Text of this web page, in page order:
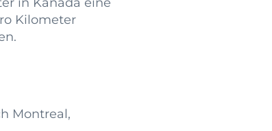
in Kanada eine
Kilometer
Montreal,